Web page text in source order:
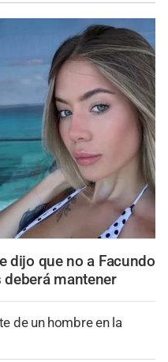
dijo que no a Facundo
mantener
de un hombre en la